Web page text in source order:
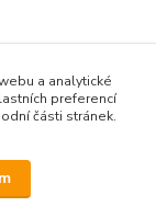
zaevidovat
a analytické
preferencí
části stránek.